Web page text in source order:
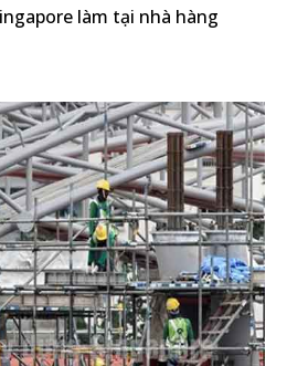
làm tại nhà hàng